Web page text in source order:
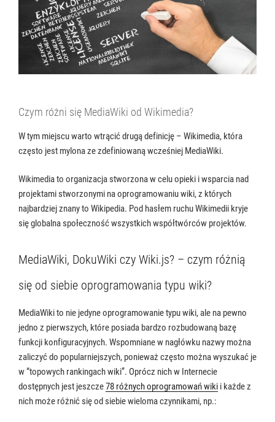
Czym różni się MediaWiki od Wikimedia?
W tym miejscu warto wtrącić drugą definicję – Wikimedia, która
często jest mylona ze zdefiniowaną wcześniej MediaWiki.
Wikimedia to organizacja stworzona w celu opieki i wsparcia nad
projektami stworzonymi na oprogramowaniu wiki, z których
najbardziej znany to Wikipedia. Pod hasłem ruchu Wikimedii kryje
się globalna społeczność wszystkich współtwórców projektów.
MediaWiki, DokuWiki czy Wiki.js? – czym różnią
się od siebie oprogramowania typu wiki?
MediaWiki to nie jedyne oprogramowanie typu wiki, ale na pewno
jedno z pierwszych, które posiada bardzo rozbudowaną bazę
funkcji konfiguracyjnych. Wspomniane w nagłówku nazwy można
zaliczyć do popularniejszych, ponieważ często można wyszukać je
w “topowych rankingach wiki”. Oprócz nich w Internecie
dostępnych jest jeszcze78 różnych oprogramowań wiki i każde z
nich może różnić się od siebie wieloma czynnikami, np.: